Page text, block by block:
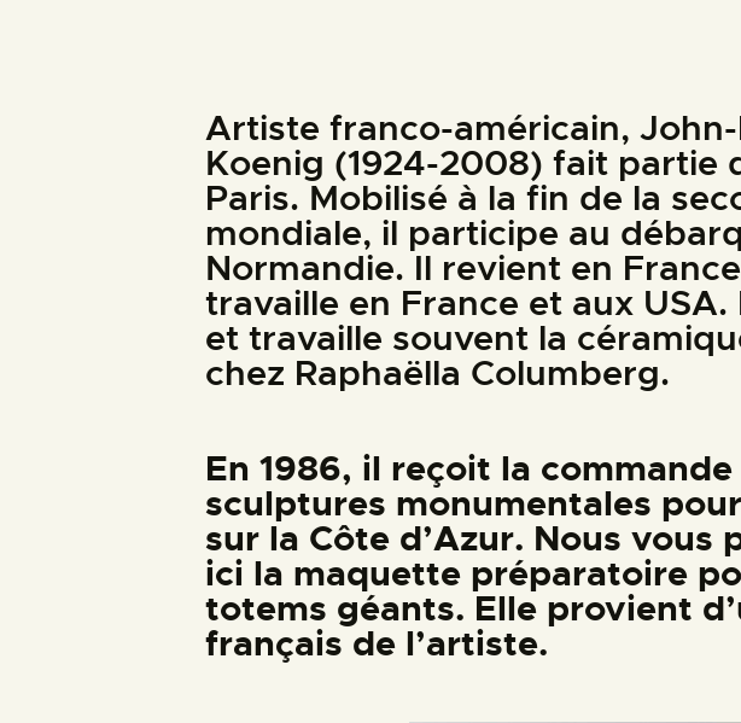
Artiste franco-américain,
Koenig (1924-2008) fait partie
Paris. Mobilisé à la fin de la
mondiale, il participe au
Normandie. Il revient en
travaille en France et aux
et travaille souvent la
chez Raphaëlla Columberg.
En 1986, il reçoit la
sculptures monumentales
sur la Côte d’Azur. Nous vous
ici la maquette préparatoire
totems géants. Elle provient
français de l’artiste.